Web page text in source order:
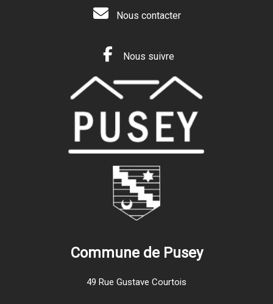
Nous contacter
Nous suivre
Commune de Pusey
49 Rue Gustave Courtois